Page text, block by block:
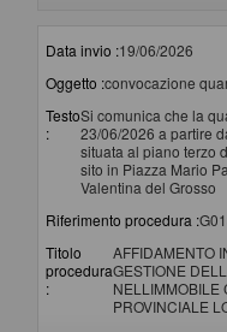
Data invio :19/06/2026
Oggetto :convocazione
Testo
:
Si comunica che la
23/06/2026 a partire
situata al piano terzo
sito in Piazza Mario
Valentina del Grosso
Riferimento procedura :
Titolo
procedura
:
AFFIDAMENTO
GESTIONE
NELLIMMOBILE
PROVINCIALE